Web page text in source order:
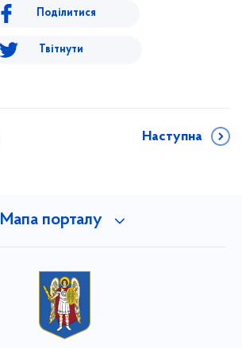
Поділитися
Твітнути
Наступна
Мапа порталу